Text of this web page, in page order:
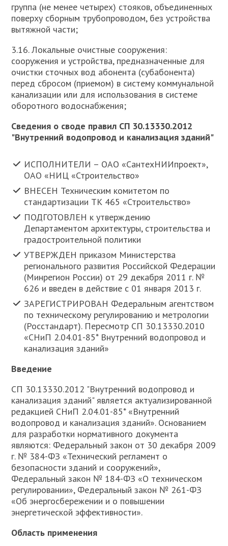
группа (не менее четырех) стояков, объединенных
поверху сборным трубопроводом, без устройства
вытяжной части;
3.16. Локальные очистные сооружения:
сооружения и устройства, предназначенные для
очистки сточных вод абонента (субабонента)
перед сбросом (приемом) в систему коммунальной
канализации или для использования в системе
оборотного водоснабжения;
Сведения о своде правил СП 30.13330.2012
"Внутренний водопровод и канализация зданий"
ИСПОЛНИТЕЛИ – ОАО «СантехНИИпроект»,
ОАО «НИЦ «Строительство»
ВНЕСЕН Техническим комитетом по
стандартизации ТК 465 «Строительство»
ПОДГОТОВЛЕН к утверждению
Департаментом архитектуры, строительства и
градостроительной политики
УТВЕРЖДЕН приказом Министерства
регионального развития Российской Федерации
(Минрегион России) от 29 декабря 2011 г. №
626 и введен в действие с 01 января 2013 г.
ЗАРЕГИСТРИРОВАН Федеральным агентством
по техническому регулированию и метрологии
(Росстандарт). Пересмотр СП 30.13330.2010
«СНиП 2.04.01-85* Внутренний водопровод и
канализация зданий»
Введение
СП 30.13330.2012 "Внутренний водопровод и
канализация зданий" является актуализированной
редакцией СНиП 2.04.01-85* «Внутренний
водопровод и канализация зданий». Основанием
для разработки нормативного документа
являются: Федеральный закон от 30 декабря 2009
г. № 384-ФЗ «Технический регламент о
безопасности зданий и сооружений»,
Федеральный закон № 184-ФЗ «О техническом
регулировании», Федеральный закон № 261-ФЗ
«Об энергосбережении и о повышении
энергетической эффективности».
Область применения